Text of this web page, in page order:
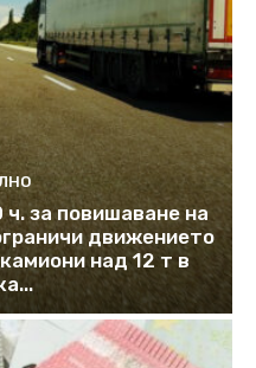
за повишаване на
движението
над 12 т в